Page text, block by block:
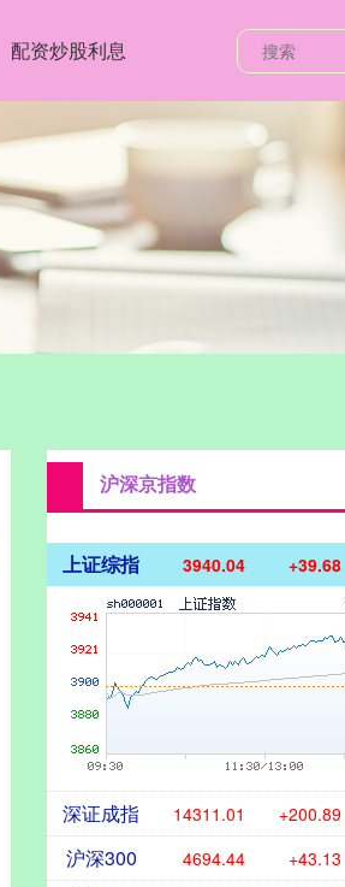
配资炒股利息
沪深京指数
上证综指 3940.04 +39.68
深证成指 14311.01 +200.89
沪深300 4694.44 +43.13